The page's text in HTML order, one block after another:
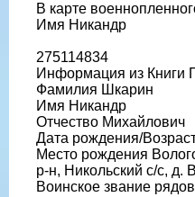
Номер фонда источника
Номер описи источника
В карте
Имя Никандр
275114834
Информация из Книги
Фамилия Шкарин
Имя Никандр
Отчество Михайлович
Дата рождения/
Место рождения
р-н, Никольский с/с, д.
Воинское звание